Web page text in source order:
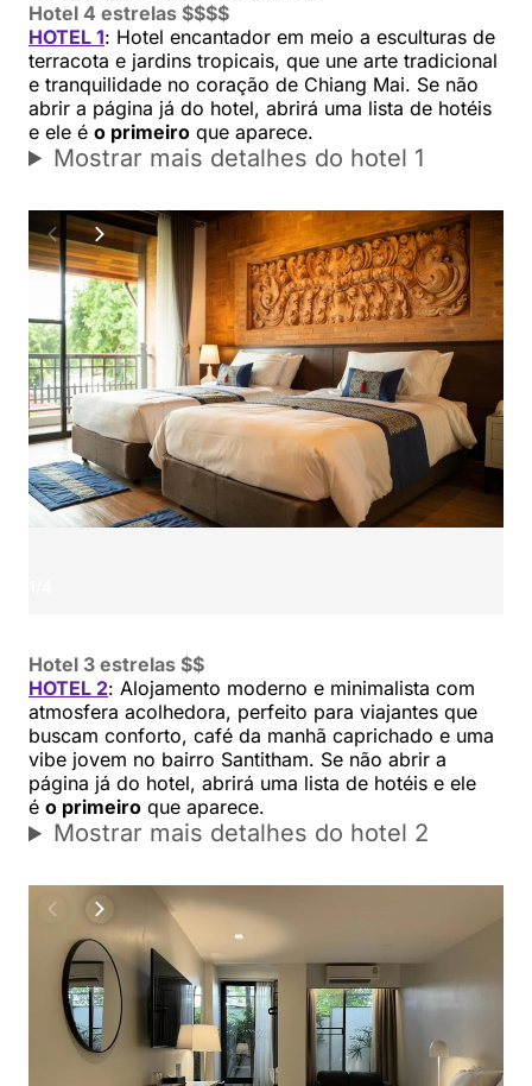
Hotel 4 estrelas $$$$
HOTEL 1: Hotel encantador em meio a esculturas de
terracota e jardins tropicais, que une arte tradicional
e tranquilidade no coração de Chiang Mai. Se não
abrir a página já do hotel, abrirá uma lista de hotéis
e ele é o primeiro que aparece.
Mostrar mais detalhes do hotel 1
Hotel 3 estrelas $$
HOTEL 2: Alojamento moderno e minimalista com
atmosfera acolhedora, perfeito para viajantes que
buscam conforto, café da manhã caprichado e uma
vibe jovem no bairro Santitham. Se não abrir a
página já do hotel, abrirá uma lista de hotéis e ele
é o primeiro que aparece.
Mostrar mais detalhes do hotel 2